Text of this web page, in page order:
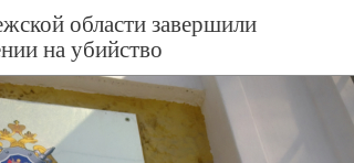
области завершили
на убийство